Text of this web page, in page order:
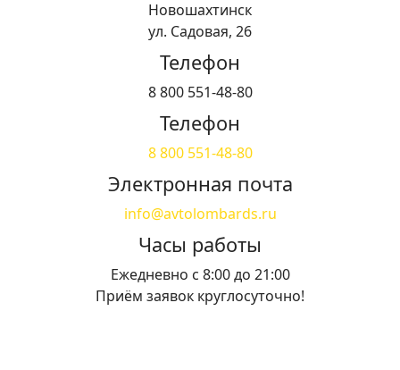
Новошахтинск
ул. Садовая, 26
Телефон
8 800 551-48-80
Телефон
8 800 551-48-80
Электронная почта
info@avtolombards.ru
Часы работы
Ежедневно с 8:00 до 21:00
Приём заявок круглосуточно!